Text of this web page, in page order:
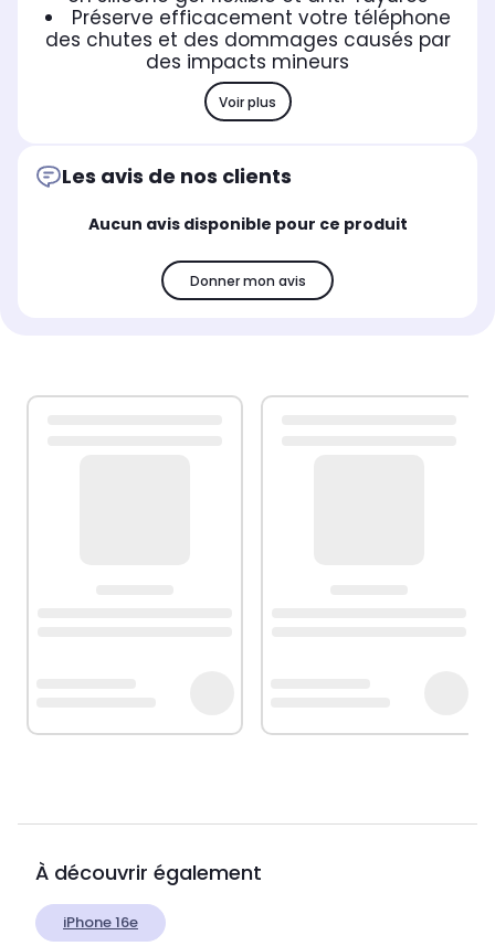
Préserve efficacement votre téléphone
des chutes et des dommages causés par
des impacts mineurs
Voir plus
Les avis de nos clients
Aucun avis disponible pour ce produit
Donner mon avis
À découvrir également
iPhone 16e